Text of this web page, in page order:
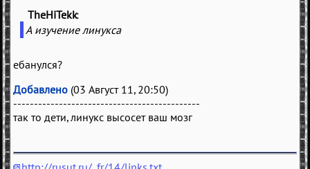
TheHiTekk
А изучение линукса
ебанулся?
Добавлено (03 Август 11, 20:50)
---------------------------------------------
так то дети, линукс высосет ваш мозг